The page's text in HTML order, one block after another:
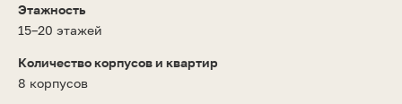
Этажность
15–20 этажей
Количество корпусов и квартир
8 корпусов